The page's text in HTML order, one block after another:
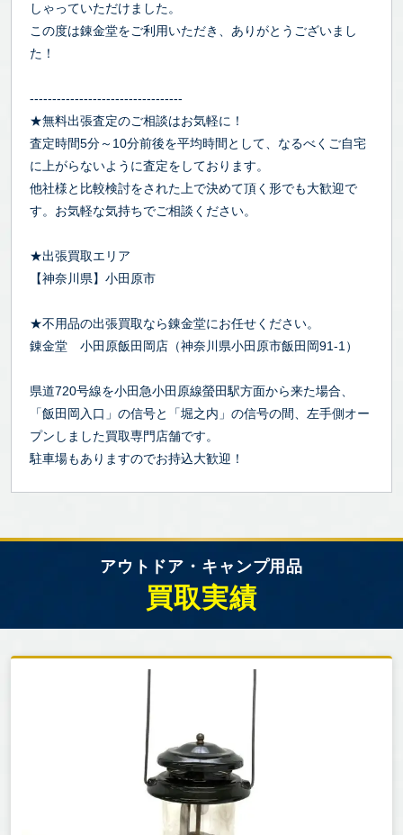
しゃっていただけました。
この度は錬金堂をご利用いただき、ありがとうございまし
た！
----------------------------------
★無料出張査定のご相談はお気軽に！
査定時間5分～10分前後を平均時間として、なるべくご自宅
に上がらないように査定をしております。
他社様と比較検討をされた上で決めて頂く形でも大歓迎で
す。お気軽な気持ちでご相談ください。
★出張買取エリア
【神奈川県】小田原市
★不用品の出張買取なら錬金堂にお任せください。
錬金堂 小田原飯田岡店（神奈川県小田原市飯田岡91-1）
県道720号線を小田急小田原線螢田駅方面から来た場合、
「飯田岡入口」の信号と「堀之内」の信号の間、左手側オー
プンしました買取専門店舗です。
駐車場もありますのでお持込大歓迎！
アウトドア・キャンプ用品
買取実績